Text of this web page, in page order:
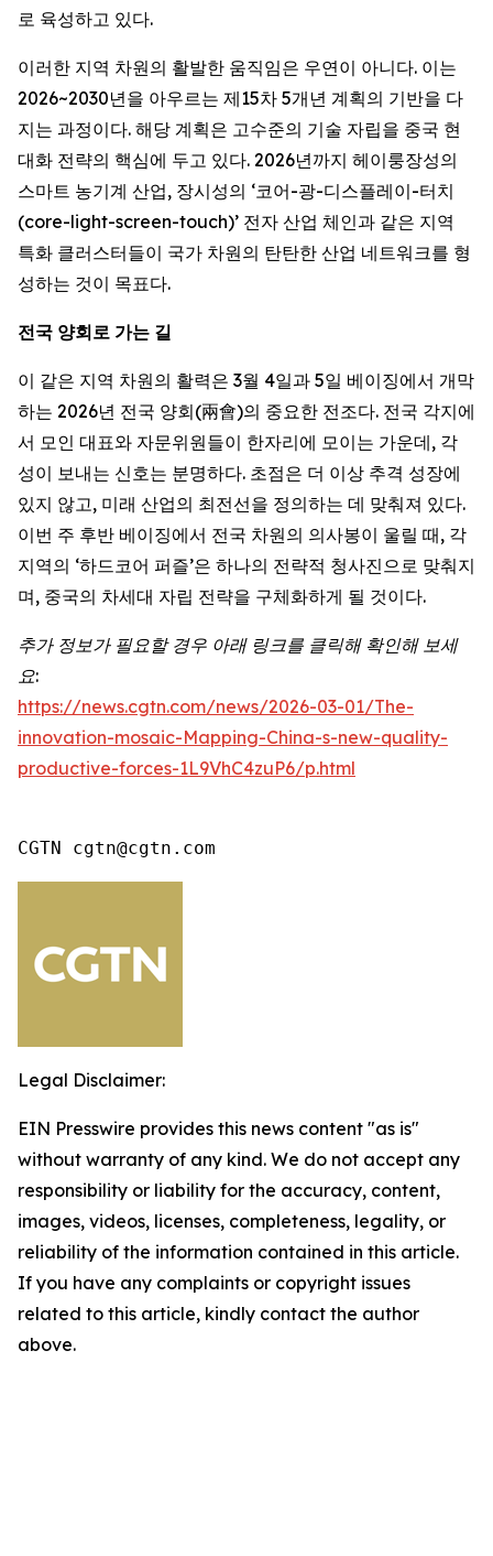
로 육성하고 있다.
이러한 지역 차원의 활발한 움직임은 우연이 아니다. 이는
2026~2030년을 아우르는 제15차 5개년 계획의 기반을 다
지는 과정이다. 해당 계획은 고수준의 기술 자립을 중국 현
대화 전략의 핵심에 두고 있다. 2026년까지 헤이룽장성의
스마트 농기계 산업, 장시성의 ‘코어-광-디스플레이-터치
(core-light-screen-touch)’ 전자 산업 체인과 같은 지역
특화 클러스터들이 국가 차원의 탄탄한 산업 네트워크를 형
성하는 것이 목표다.
전국 양회로 가는 길
이 같은 지역 차원의 활력은 3월 4일과 5일 베이징에서 개막
하는 2026년 전국 양회(兩會)의 중요한 전조다. 전국 각지에
서 모인 대표와 자문위원들이 한자리에 모이는 가운데, 각
성이 보내는 신호는 분명하다. 초점은 더 이상 추격 성장에
있지 않고, 미래 산업의 최전선을 정의하는 데 맞춰져 있다.
이번 주 후반 베이징에서 전국 차원의 의사봉이 울릴 때, 각
지역의 ‘하드코어 퍼즐’은 하나의 전략적 청사진으로 맞춰지
며, 중국의 차세대 자립 전략을 구체화하게 될 것이다.
추가 정보가 필요할 경우 아래 링크를 클릭해 확인해 보세
요:
https://news.cgtn.com/news/2026-03-01/The-
innovation-mosaic-Mapping-China-s-new-quality-
productive-forces-1L9VhC4zuP6/p.html
CGTN cgtn@cgtn.com
Legal Disclaimer:
EIN Presswire provides this news content "as is"
without warranty of any kind. We do not accept any
responsibility or liability for the accuracy, content,
images, videos, licenses, completeness, legality, or
reliability of the information contained in this article.
If you have any complaints or copyright issues
related to this article, kindly contact the author
above.